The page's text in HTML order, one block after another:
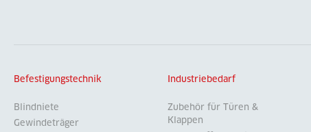
Befestigungstechnik
Blindniete
Gewindeträger
Industriebedarf
Zubehör für Türen &
Klappen